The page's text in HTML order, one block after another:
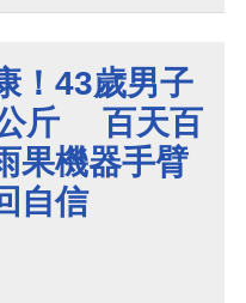
！43歲男子
公斤 百天百
果機器手臂
自信